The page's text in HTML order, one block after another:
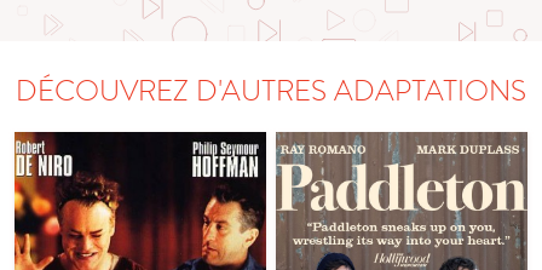
DÉCOUVREZ D'AUTRES ADAPTATIONS